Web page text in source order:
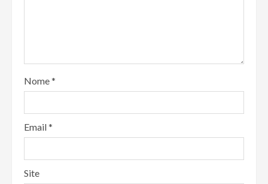
Nome*
Email*
Site